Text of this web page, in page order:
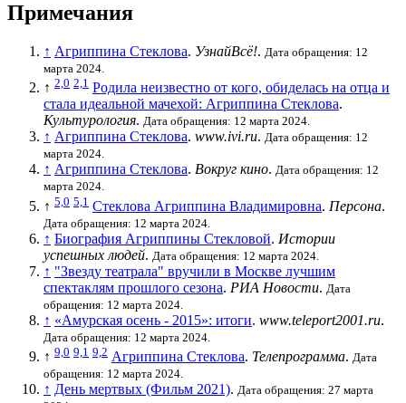
Примечания
↑ Агриппина Стеклова. УзнайВсё!. Дата обращения: 12
марта 2024.
↑ 2,0 2,1 Родила неизвестно от кого, обиделась на отца и
стала идеальной мачехой: Агриппина Стеклова.
Культурология. Дата обращения: 12 марта 2024.
↑ Агриппина Стеклова. www.ivi.ru. Дата обращения: 12
марта 2024.
↑ Агриппина Стеклова. Вокруг кино. Дата обращения: 12
марта 2024.
↑ 5,0 5,1 Стеклова Агриппина Владимировна. Персона.
Дата обращения: 12 марта 2024.
↑ Биография Агриппины Стекловой. Истории
успешных людей. Дата обращения: 12 марта 2024.
↑ "Звезду театрала" вручили в Москве лучшим
спектаклям прошлого сезона. РИА Новости. Дата
обращения: 12 марта 2024.
↑ «Амурская осень - 2015»: итоги. www.teleport2001.ru.
Дата обращения: 12 марта 2024.
↑ 9,0 9,1 9,2 Агриппина Стеклова. Телепрограмма. Дата
обращения: 12 марта 2024.
↑ День мертвых (Фильм 2021). Дата обращения: 27 марта